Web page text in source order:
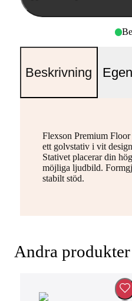
Beskrivning
Flexson Premium
ett golvstativ i vit
Stativet placerar din
möjliga ljudbild.
stabilt stöd.
Andra